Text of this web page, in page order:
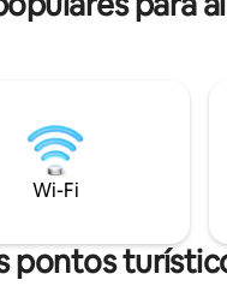
e o famoso pôr do sol
compartilhadas só as
(quiosque/mirante e
original E História por família
Conforto+Exclusividad
Wi-Fi
pontos